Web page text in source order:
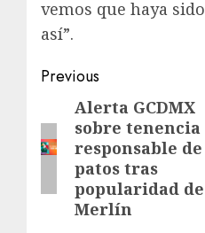
vemos que haya sido
así”.
Previous
Alerta GCDMX
sobre tenencia
responsable de
patos tras
popularidad de
Merlín